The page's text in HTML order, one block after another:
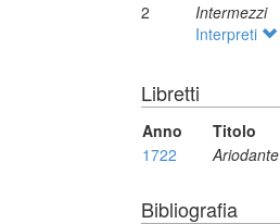
2
Intermezzi
Interpreti
Libretti
Anno Titolo
1722
Ariodante
Bibliografia